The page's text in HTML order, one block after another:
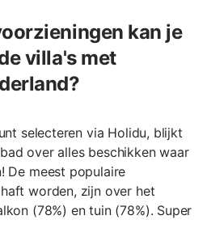
kan je
villa's met
selecteren via Holidu, blijkt
over alles beschikken waar
De meest populaire
worden, zijn over het
(78%) en tuin (78%). Super